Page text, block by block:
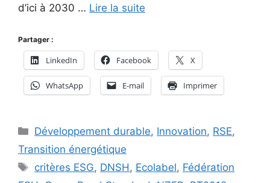
d’ici à 2030 … Lire la suite
Partager :
LinkedIn Facebook X
WhatsApp E-mail Imprimer
Catégories
Développement durable, Innovation, RSE,
Transition énergétique
Étiquettes
critères ESG, DNSH , Ecolabel, Fédération